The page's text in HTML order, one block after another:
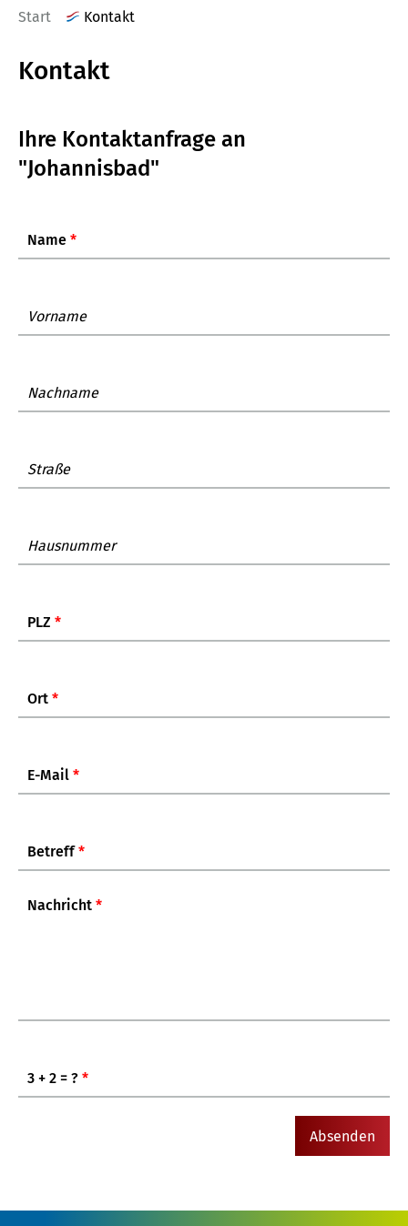
Start Kontakt
Kontakt
Ihre Kontaktanfrage an
"Johannisbad"
Name *
Vorname
Nachname
Straße
Hausnummer
PLZ *
Ort *
E-Mail *
Betreff*
Nachricht *
3 + 2 = ? *
Absenden